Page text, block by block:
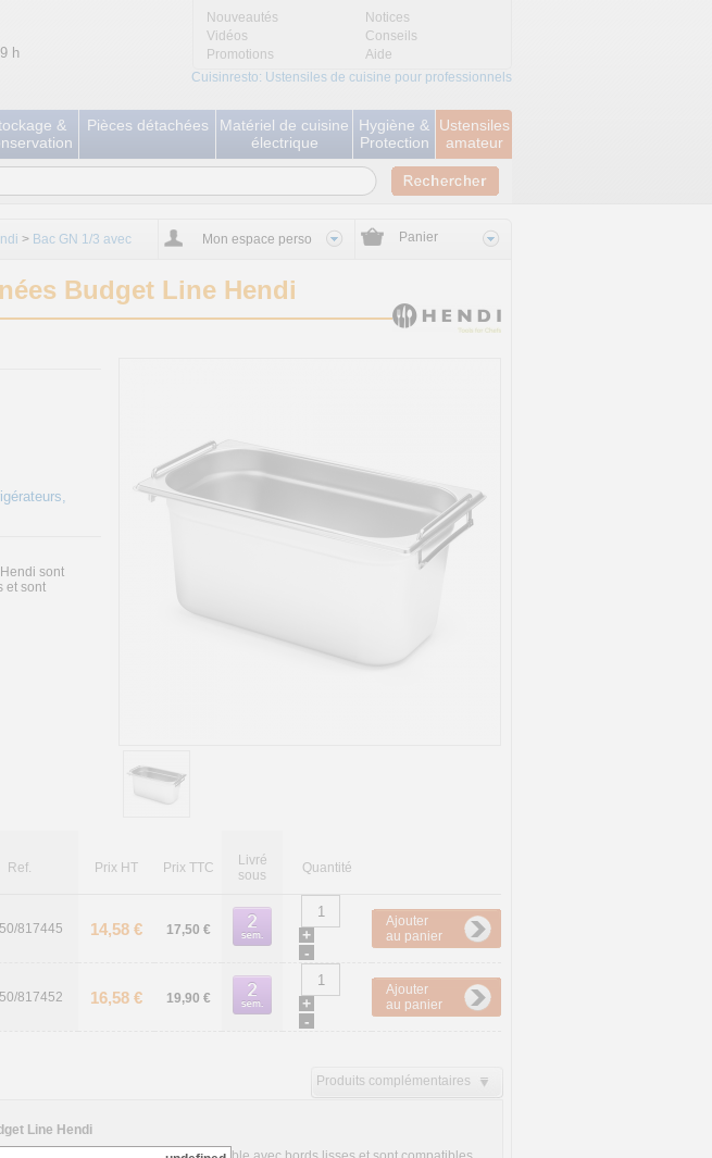
h
Nouveautés
Notices
Vidéos
Conseils
Promotions
Aide
Cuisinresto: Ustensiles de cuisine pour professionnels
&
Pièces détachées
Matériel de cuisine
électrique
Hygiène &
Protection
Ustensiles
amateur
> Bac GN 1/3 avec
Mon espace perso Panier
Budget Line Hendi
sont
et sont
Ref. Prix HT Prix TTC
Livré
sous
Quantité
817445 14,58 € 17,50 €
+
-
Ajouter
au panier
817452 16,58 € 19,90 €
+
-
Ajouter
au panier
Produits complémentaires
Line Hendi